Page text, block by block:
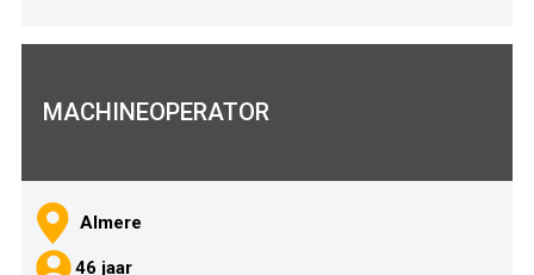
MACHINEOPERATOR
Almere
46 jaar